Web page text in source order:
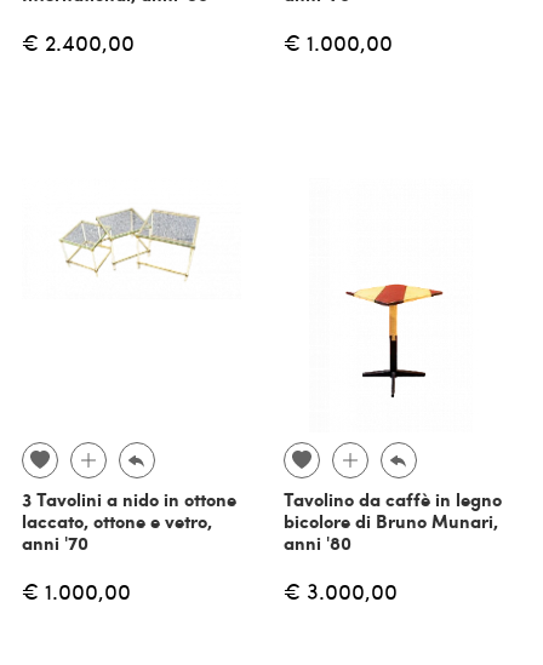
€ 2.400,00 € 1.000,00
3 Tavolini a nido in ottone
laccato, ottone e vetro,
anni '70
€ 1.000,00
Tavolino da caffè in legno
bicolore di Bruno Munari,
anni '80
€ 3.000,00